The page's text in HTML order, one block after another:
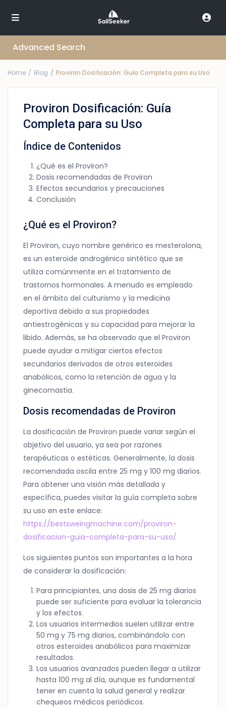
Advanced Search
Home Blog Proviron Dosificación: Guía Completa para su Uso
Proviron Dosificación: Guía
Completa para su Uso
Índice de Contenidos
¿Qué es el Proviron?
Dosis recomendadas de Proviron
Efectos secundarios y precauciones
Conclusión
¿Qué es el Proviron?
El Proviron, cuyo nombre genérico es mesterolona,
es un esteroide androgénico sintético que se
utiliza comúnmente en el tratamiento de
trastornos hormonales. A menudo es empleado
en el ámbito del culturismo y la medicina
deportiva debido a sus propiedades
antiestrogénicas y su capacidad para mejorar la
libido. Además, se ha observado que el Proviron
puede ayudar a mitigar ciertos efectos
secundarios derivados de otros esteroides
anabólicos, como la retención de agua y la
ginecomastia.
Dosis recomendadas de Proviron
La dosificación de Proviron puede variar según el
objetivo del usuario, ya sea por razones
terapéuticas o estéticas. Generalmente, la dosis
recomendada oscila entre 25 mg y 100 mg diarios.
Para obtener una visión más detallada y
específica, puedes visitar la guía completa sobre
su uso en este enlace:
https://bestsweingmachine.com/proviron-
dosificacion-guia-completa-para-su-uso/
Los siguientes puntos son importantes a la hora
de considerar la dosificación:
Para principiantes, una dosis de 25 mg diarios
puede ser suficiente para evaluar la tolerancia
y los efectos.
Los usuarios intermedios suelen utilizar entre
50 mg y 75 mg diarios, combinándolo con
otros esteroides anabólicos para maximizar
resultados.
Los usuarios avanzados pueden llegar a utilizar
hasta 100 mg al día, aunque es fundamental
tener en cuenta la salud general y realizar
chequeos médicos periódicos.